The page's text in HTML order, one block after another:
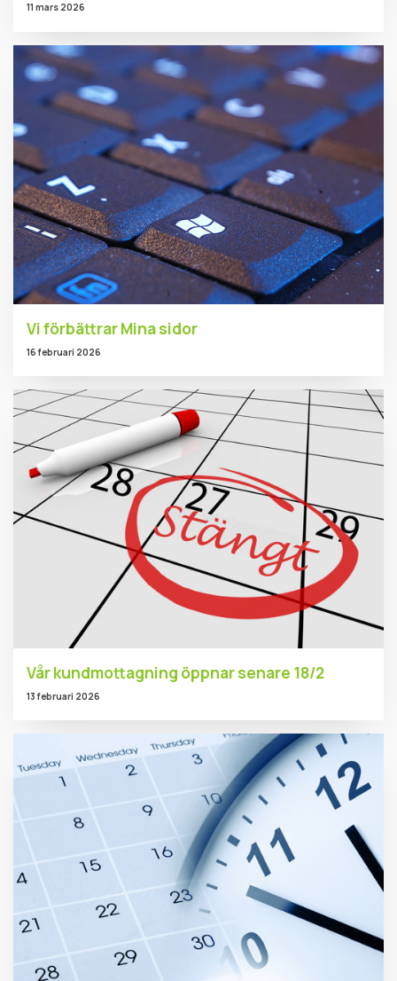
11 mars 2026
Vi förbättrar Mina sidor
16 februari 2026
Vår kundmottagning öppnar senare 18/2
13 februari 2026